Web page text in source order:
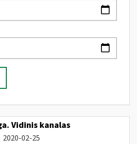
Vidinis kanalas
2020-02-25